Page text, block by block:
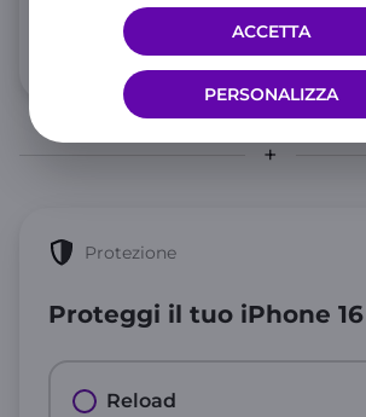
PERSONALIZZA
ACCETTA
al mese
Info 5G e condizioni traffico illimitato
Proteggi il tuo iPhone 16
Protezione
Reload